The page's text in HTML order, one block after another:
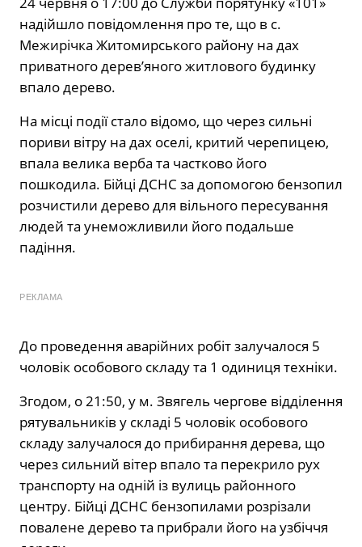
надійшло повідомлення про те, що в с.
Межирічка Житомирського району на дах
приватного дерев’яного житлового будинку
впало дерево.
На місці події стало відомо, що через сильні
пориви вітру на дах оселі, критий черепицею,
впала велика верба та частково його
пошкодила. Бійці ДСНС за допомогою бензопил
розчистили дерево для вільного пересування
людей та унеможливили його подальше
падіння.
РЕКЛАМА
До проведення аварійних робіт залучалося 5
чоловік особового складу та 1 одиниця техніки.
Згодом, о 21:50, у м. Звягель чергове відділення
рятувальників у складі 5 чоловік особового
складу залучалося до прибирання дерева, що
через сильний вітер впало та перекрило рух
транспорту на одній із вулиць районного
центру. Бійці ДСНС бензопилами розрізали
повалене дерево та прибрали його на узбіччя